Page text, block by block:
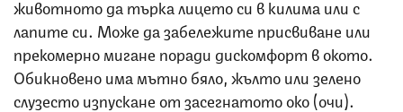
животното да търка лицето си в килима или с
лапите си. Може да забележите присвиване или
прекомерно мигане поради дискомфорт в окото.
Обикновено има мътно бяло, жълто или зелено
слузесто изпускане от засегнатото око (очи).